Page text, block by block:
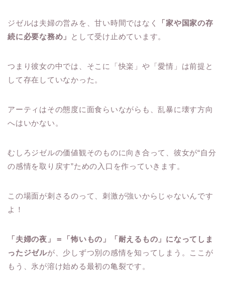
ジゼルは夫婦の営みを、甘い時間ではなく
「家や国家の存
続に必要な務め」
として受け止めています。
つまり彼女の中では、そこに「快楽」や「愛情」は前提と
して存在していなかった。
アーティはその態度に面食らいながらも、乱暴に壊す方向
へはいかない。
むしろジゼルの価値観そのものに向き合って、彼女が“自分
の感情を取り戻す”ための入口を作っていきます。
この場面が刺さるのって、刺激が強いからじゃないんです
よ！
「夫婦の夜」＝「怖いもの」「耐えるもの」になってしま
ったジゼルが、少しずつ別の感情を知ってしまう。ここが
もう、氷が溶け始める最初の亀裂です。